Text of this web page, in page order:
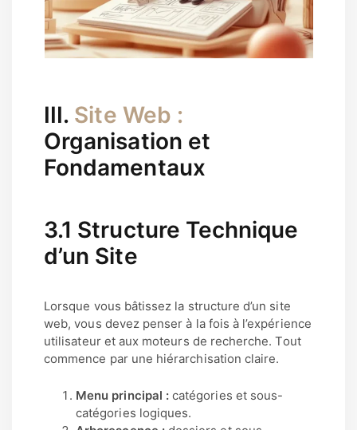
III. Site Web :
Organisation et
Fondamentaux
3.1 Structure Technique
d’un Site
Lorsque vous bâtissez la structure d’un site
web, vous devez penser à la fois à l’expérience
utilisateur et aux moteurs de recherche. Tout
commence par une hiérarchisation claire.
Menu principal : catégories et sous-
catégories logiques.